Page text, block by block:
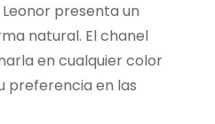
presenta un
natural. El chanel
en cualquier color
preferencia en las